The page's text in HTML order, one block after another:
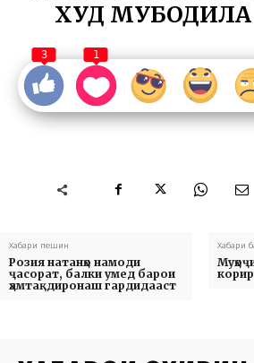
ХУД МУБОДИЛА
3 1
Хабари пешин
Розия натанҳо намоди
ҷасорат, балки умед барои
ҳамтақдиронаш гардидааст
Хабари